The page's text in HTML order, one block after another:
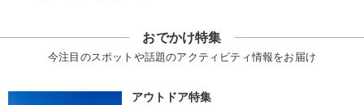
おでかけ特集
今注目のスポットや話題のアクティビティ情報をお届け
アウトドア特集